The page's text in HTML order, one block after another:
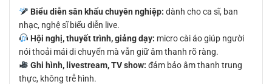
Biểu diễn sân khấu chuyên nghiệp: dành cho ca sĩ, ban
nhạc, nghệ sĩ biểu diễn live.
Hội nghị, thuyết trình, giảng dạy: micro cài áo giúp người
nói thoải mái di chuyển mà vẫn giữ âm thanh rõ ràng.
Ghi hình, livestream, TV show: đảm bảo âm thanh trung
thực, không trễ hình.